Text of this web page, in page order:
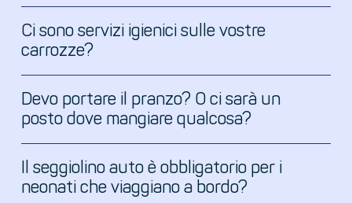
Scogliere di Moher
6.50
Scogliere di Moher
Giants Causeway
6.30
Giant Causeway e
Belfast City
6.30
Castello di Blarney e
Cork
6.50
Ci sono servizi igienici sulle vostre
carrozze?
Devo portare il pranzo? O ci sarà un
posto dove mangiare qualcosa?
Il seggiolino auto è obbligatorio per i
neonati che viaggiano a bordo?